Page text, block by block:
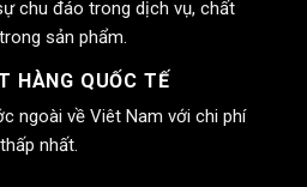
chu đáo trong dịch vụ, chất
sản phẩm.
HÀNG QUỐC TẾ
ngoài về Viêt Nam với chi phí
thấp nhất.